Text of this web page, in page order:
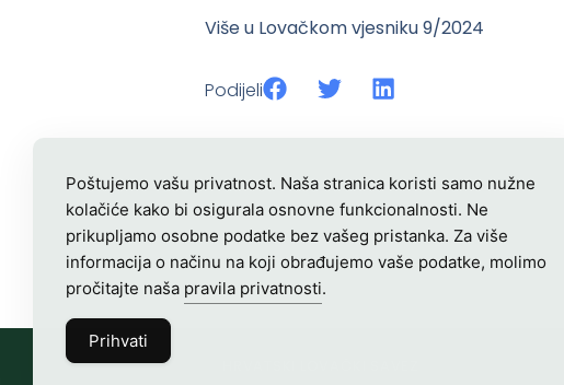
Više u Lovačkom vjesniku 9/2024
Podijeli
Poštujemo vašu privatnost. Naša stranica koristi samo nužne
kolačiće kako bi osigurala osnovne funkcionalnosti. Ne
prikupljamo osobne podatke bez vašeg pristanka. Za više
informacija o načinu na koji obrađujemo vaše podatke, molimo
pročitajte naša pravila privatnosti.
Prihvati